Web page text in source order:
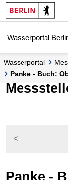
Springe zur
Springe zum Inhalt
Wasserportal
Wasserportal
Panke - Buch:
Panke -